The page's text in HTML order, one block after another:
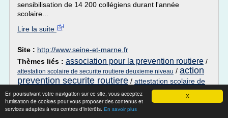
X
En poursuivant votre navigation sur ce site, vous acceptez
l'utilisation de cookies pour vous proposer des contenus et
services adaptés à vos centres d'intérêts. En savoir plus
sensibilisation de 14 200 collégiens durant l'année
scolaire...
Lire la suite
Site : http://www.seine-et-marne.fr
Thèmes liés : association pour la prevention routiere /
attestation scolaire de securite routiere deuxieme niveau / action
prevention securite routiere / attestation scolaire de
securite routiere assr
l'securite routiere
39 Ressources